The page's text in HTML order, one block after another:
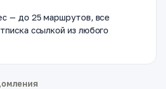
— до 25 маршрутов, все
ссылкой из любого